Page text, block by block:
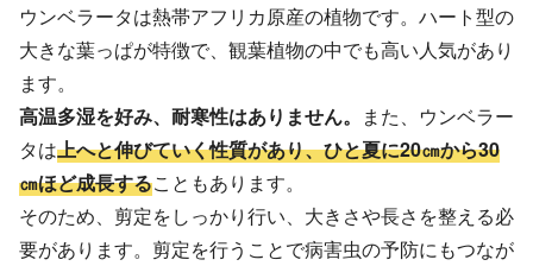
ウンベラータは熱帯アフリカ原産の植物です。ハート型の
大きな葉っぱが特徴で、観葉植物の中でも高い人気があり
ます。
高温多湿を好み、耐寒性はありません。 また、ウンベラー
タは上へと伸びていく性質があり、ひと夏に20㎝から30
㎝ほど成長することもあります。
そのため、剪定をしっかり行い、大きさや長さを整える必
要があります。剪定を行うことで病害虫の予防にもつなが